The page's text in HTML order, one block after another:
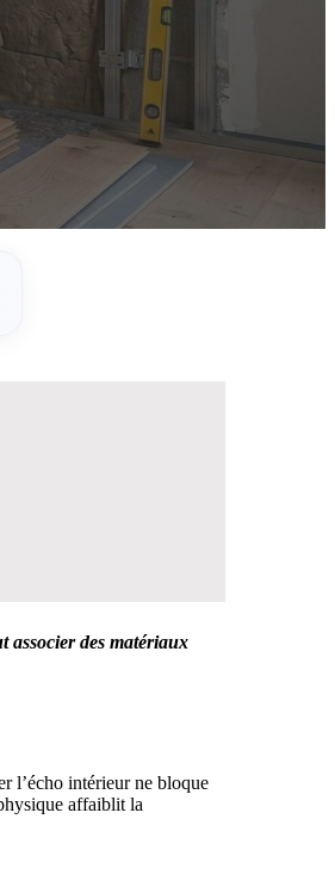
associer des matériaux
l’écho intérieur ne bloque
affaiblit la